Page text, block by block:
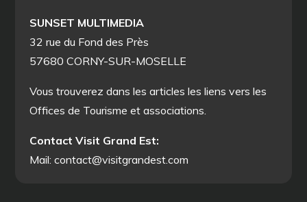
SUNSET MULTIMEDIA
32 rue du Fond des Près
57680 CORNY-SUR-MOSELLE
Vous trouverez dans les articles les liens vers les
Offices de Tourisme et associations.
Contact Visit Grand Est:
Mail: contact@visitgrandest.com